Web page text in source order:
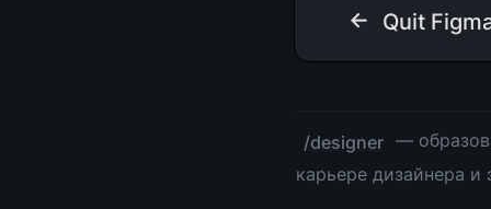
← Quit
/designer —
карьере дизайнера